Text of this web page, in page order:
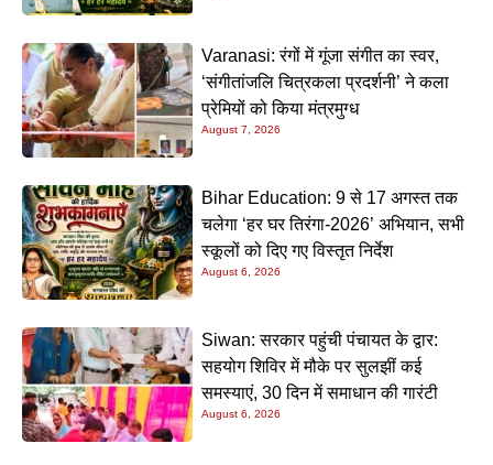
Varanasi: रंगों में गूंजा संगीत का स्वर,
‘संगीतांजलि चित्रकला प्रदर्शनी’ ने कला
प्रेमियों को किया मंत्रमुग्ध
August 7, 2026
Bihar Education: 9 से 17 अगस्त तक
चलेगा ‘हर घर तिरंगा-2026’ अभियान, सभी
स्कूलों को दिए गए विस्तृत निर्देश
August 6, 2026
Siwan: सरकार पहुंची पंचायत के द्वार:
सहयोग शिविर में मौके पर सुलझीं कई
समस्याएं, 30 दिन में समाधान की गारंटी
August 6, 2026